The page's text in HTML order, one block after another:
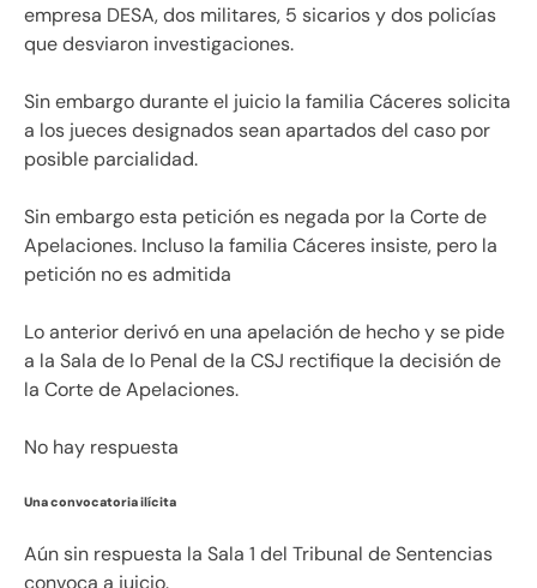
empresa DESA, dos militares, 5 sicarios y dos policías
que desviaron investigaciones.
Sin embargo durante el juicio la familia Cáceres solicita
a los jueces designados sean apartados del caso por
posible parcialidad.
Sin embargo esta petición es negada por la Corte de
Apelaciones. Incluso la familia Cáceres insiste, pero la
petición no es admitida
Lo anterior derivó en una apelación de hecho y se pide
a la Sala de lo Penal de la CSJ rectifique la decisión de
la Corte de Apelaciones.
No hay respuesta
Una convocatoria ilícita
Aún sin respuesta la Sala 1 del Tribunal de Sentencias